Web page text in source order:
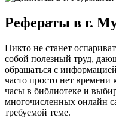
Рефераты в г.
Никто не станет
собой полезный труд,
обращаться с
часто просто нет времени
часы в библиотеке и
многочисленных онлайн
требуемой теме.